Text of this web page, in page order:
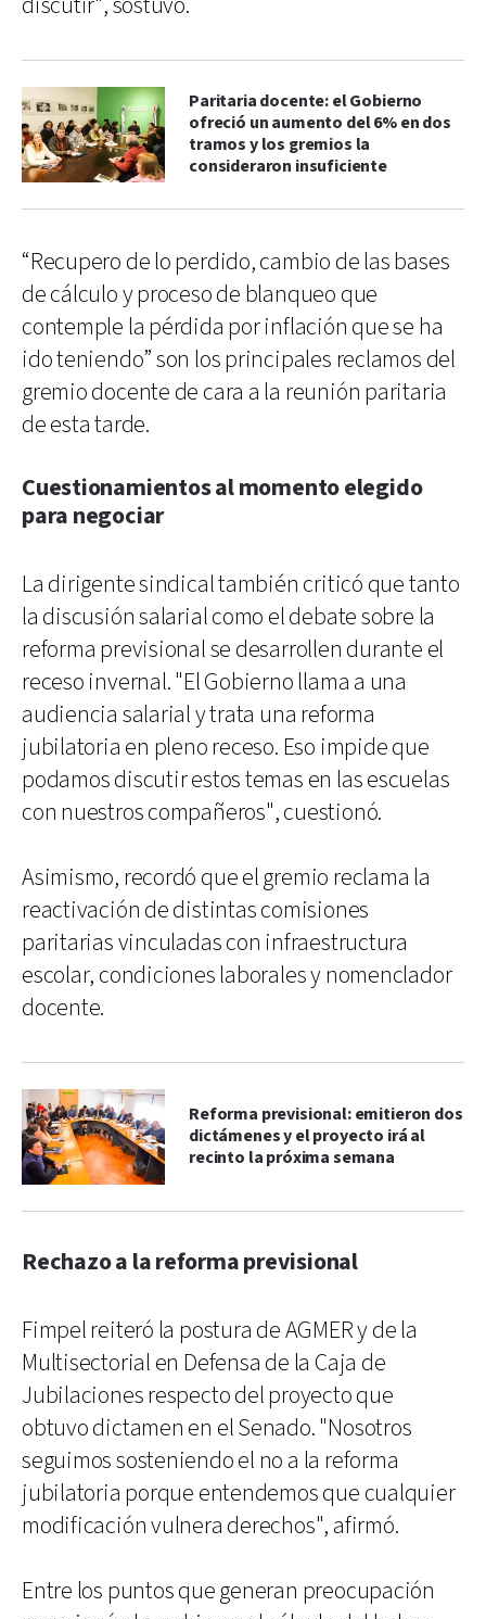
Paritaria docente: el Gobierno
ofreció un aumento del 6% en dos
tramos y los gremios la
consideraron insuficiente
“Recupero de lo perdido, cambio de las bases
de cálculo y proceso de blanqueo que
contemple la pérdida por inflación que se ha
ido teniendo” son los principales reclamos del
gremio docente de cara a la reunión paritaria
de esta tarde.
Cuestionamientos al momento elegido
para negociar
La dirigente sindical también criticó que tanto
la discusión salarial como el debate sobre la
reforma previsional se desarrollen durante el
receso invernal. "El Gobierno llama a una
audiencia salarial y trata una reforma
jubilatoria en pleno receso. Eso impide que
podamos discutir estos temas en las escuelas
con nuestros compañeros", cuestionó.
Asimismo, recordó que el gremio reclama la
reactivación de distintas comisiones
paritarias vinculadas con infraestructura
escolar, condiciones laborales y nomenclador
docente.
Reforma previsional: emitieron dos
dictámenes y el proyecto irá al
recinto la próxima semana
Rechazo a la reforma previsional
Fimpel reiteró la postura de AGMER y de la
Multisectorial en Defensa de la Caja de
Jubilaciones respecto del proyecto que
obtuvo dictamen en el Senado. "Nosotros
seguimos sosteniendo el no a la reforma
jubilatoria porque entendemos que cualquier
modificación vulnera derechos", afirmó.
Entre los puntos que generan preocupación